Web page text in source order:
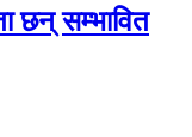
छन् सम्भावित